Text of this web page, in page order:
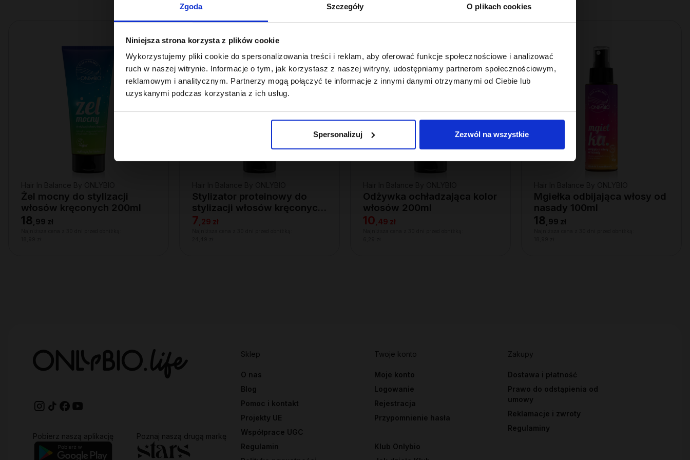
Zgoda Szczegóły O plikach cookies
Niniejsza strona korzysta z plików cookie
Wykorzystujemy pliki cookie do spersonalizowania treści i reklam, aby oferować funkcje społecznościowe i analizować
ruch w naszej witrynie. Informacje o tym, jak korzystasz z naszej witryny, udostępniamy partnerom społecznościowym,
reklamowym i analitycznym. Partnerzy mogą połączyć te informacje z innymi danymi otrzymanymi od Ciebie lub
uzyskanymi podczas korzystania z ich usług.
Spersonalizuj Zezwól na wszystkie
Żel mocny do stylizacji
włosów kręconych 200ml
18 99 zł
Stylizator proteinowy do
stylizacji włosów kręconych
200ml
7 29 zł
PROMOCJA
Odżywka ochładzająca kolor
włosów 200ml
10 49 zł
Mgiełka odbijająca włosy od
nasady 100ml
18 99 zł
Sklep
O nas
Blog
Pomoc i kontakt
Projekty UE
Współprace UGC
Regulamin
Twoje konto
Moje konto
Logowanie
Rejestracja
Przypomnienie hasła
Klub Onlybio
Zakupy
Dostawa i płatność
Prawo do odstąpienia od
umowy
Reklamacje i zwroty
Regulaminy
Pobierz naszą aplikację
Poznaj naszą drugą markę